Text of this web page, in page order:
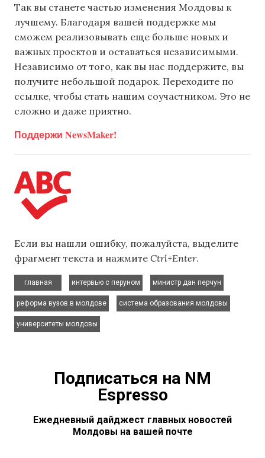
Так вы станете частью изменения Молдовы к
лучшему. Благодаря вашей поддержке мы
сможем реализовывать еще больше новых и
важных проектов и оставаться независимыми.
Независимо от того, как вы нас поддержите, вы
получите небольшой подарок. Переходите по
ссылке, чтобы стать нашим соучастником. Это не
сложно и даже приятно.
Поддержи NewsMaker!
Если вы нашли ошибку, пожалуйста, выделите
фрагмент текста и нажмите Ctrl+Enter.
главная
интервью с перуном
министр дан перчун
реформа вузов в молдове
система образования молдовы
университеты молдовы
Подписаться на NM
Espresso
Ежедневный дайджест главных новостей
Молдовы на вашей почте